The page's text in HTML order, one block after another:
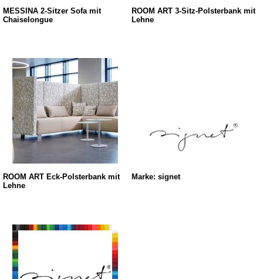
MESSINA 2-Sitzer Sofa mit
Chaiselongue
ROOM ART 3-Sitz-Polsterbank mit
Lehne
ROOM ART Eck-Polsterbank mit
Lehne
Marke: signet